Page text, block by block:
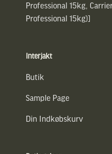
Professional 15kg,
Professional 15kg)]
Interjakt
Butik
Sample Page
Din Indkøbskurv